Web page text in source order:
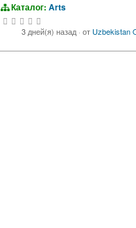
Каталог: Arts
3 дней(я) назад· от Uzbekistan